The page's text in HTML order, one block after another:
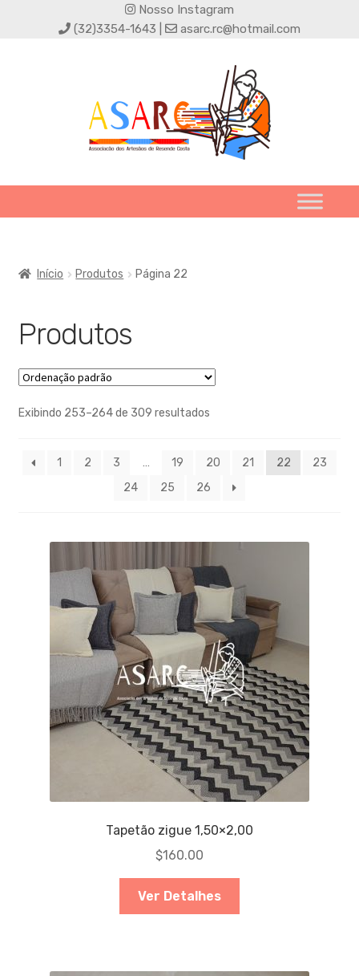
Nosso Instagram
(32)3354-1643 |
asarc.rc@hotmail.com
Início Produtos Página 22
Produtos
Exibindo 253–264 de 309 resultados
1 2 3 … 19 20 21 22
23
24
25 26
Tapetão zigue 1,50×2,00
$160.00
Ver Detalhes